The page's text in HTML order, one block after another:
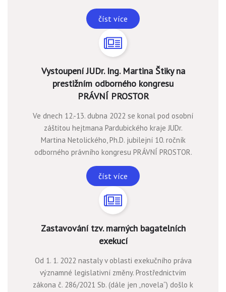
číst více
Vystoupení JUDr. Ing. Martina Štiky na
prestižním odborného kongresu
PRÁVNÍ PROSTOR
Ve dnech 12.-13. dubna 2022 se konal pod osobní
záštitou hejtmana Pardubického kraje JUDr.
Martina Netolického, Ph.D. jubilejní 10. ročník
odborného právního kongresu PRÁVNÍ PROSTOR.
číst více
Zastavování tzv. marných bagatelních
exekucí
Od 1. 1. 2022 nastaly v oblasti exekučního práva
významné legislativní změny. Prostřednictvím
zákona č. 286/2021 Sb. (dále jen „novela“) došlo k